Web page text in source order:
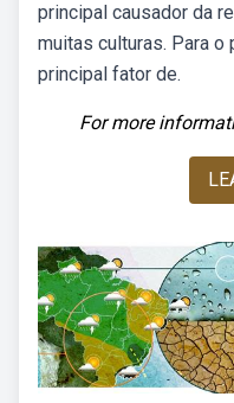
principal causador da
muitas culturas. Para
principal fator de.
For more